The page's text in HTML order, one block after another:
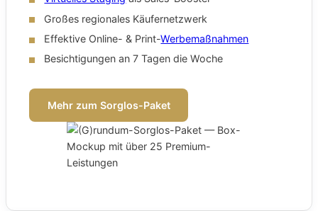
Großes regionales Käufernetzwerk
Effektive Online- & Print-Werbemaßnahmen
Besichtigungen an 7 Tagen die Woche
Mehr zum Sorglos-Paket